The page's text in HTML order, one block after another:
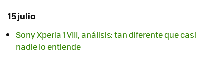
15 julio
Sony Xperia 1 VIII, análisis: tan diferente que casi
nadie lo entiende